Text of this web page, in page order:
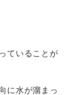
ていることが
に水が溜まっ